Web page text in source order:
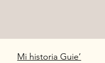
Mi historia Guie’